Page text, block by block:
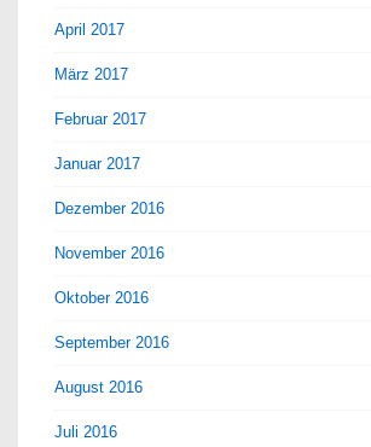
April 2017
März 2017
Februar 2017
Januar 2017
Dezember 2016
November 2016
Oktober 2016
September 2016
August 2016
Juli 2016